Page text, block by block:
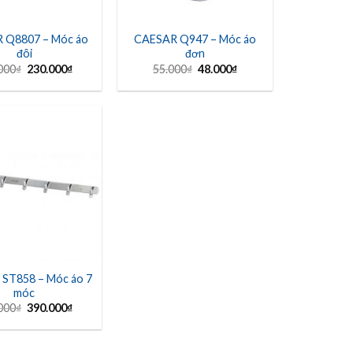
Q8807 – Móc áo
đôi
₫ Giá
là:
230.000₫Giá
tại
CAESAR Q947 – Móc áo
đơn
55.000₫ Giá
là:
48.000₫Giá
tại
ST858 – Móc áo 7
móc
₫ Giá
là:
390.000₫Giá
tại